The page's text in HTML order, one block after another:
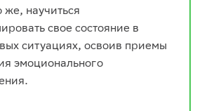
же, научиться
свое состояние в
ситуациях, освоив приемы
эмоционального